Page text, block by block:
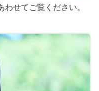
わせてご覧ください。